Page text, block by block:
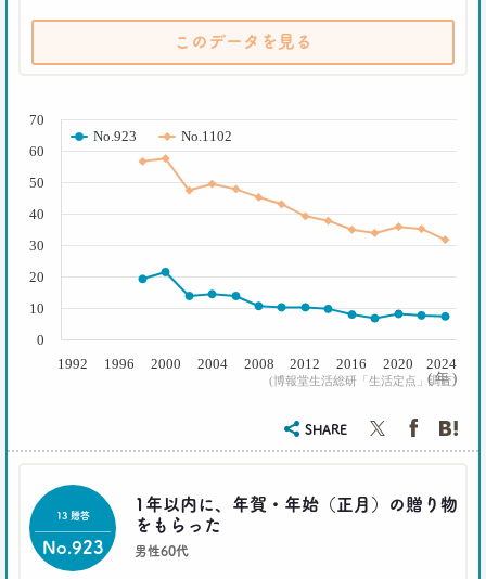
それでも｢現金派｣という男女3人が語る理由
一人立ち食いそばが平気な女性が増えたワケ
生活総研 上席研究員
三矢正浩
｢WEBコンテンツは私の先生｣な時代
夏 秋馬寧
2017.06.12
｢もう欲しいモノなんてないよね～｣
って本当か？
博報堂買物研究所 上席研究員
このデータを見る
( 年 )
(博報堂生活総研「生活定点」調査)
No.923 No.1102
1992 1996 2000 2004 2008 2012 2016 2020 2024
10
20
0
30
40
50
60
70
SHARE
1年以内に、年賀・年始（正月）の贈り物
をもらった
男性60代
13 贈答
No.923